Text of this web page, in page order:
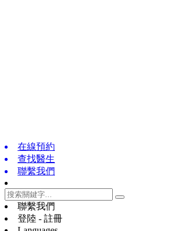
在線預約
查找醫生
聯繫我們
聯繫我們
登陸 - 註冊